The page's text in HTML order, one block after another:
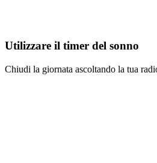
Utilizzare il timer del sonno
Chiudi la giornata ascoltando la tua